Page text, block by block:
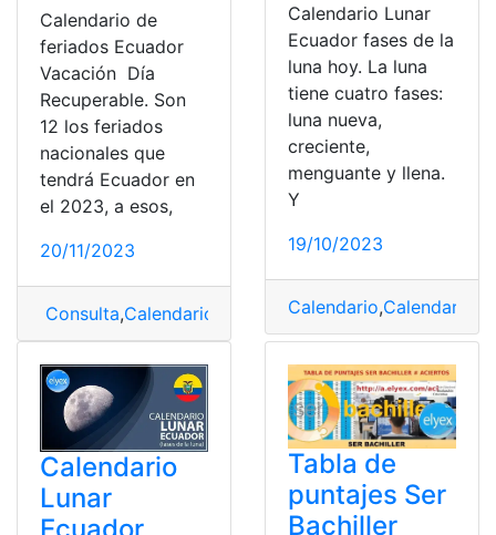
Calendario de
feriados Ecuador
Vacación Día
Recuperable. Son
12 los feriados
nacionales que
tendrá Ecuador en
el 2023, a esos,
20/11/2023
Consulta,Calendario ,Vacaciones
Calendario Lunar
Ecuador fases de la
luna hoy. La luna
tiene cuatro fases:
luna nueva,
creciente,
menguante y llena.
Y
19/10/2023
Calendario,Calendario
Calendario
Lunar
Tabla de
puntajes Ser
Bachiller